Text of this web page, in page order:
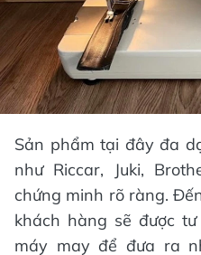
Sản phẩm tại đây đa
như Riccar, Juki,
chứng minh rõ ràng.
khách hàng sẽ được
máy may để đưa ra